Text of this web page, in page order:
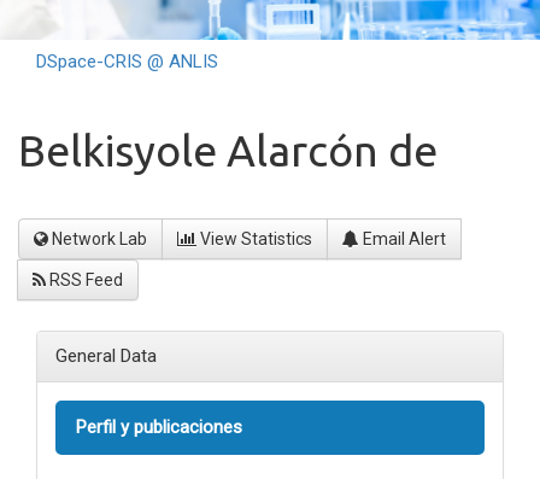
DSpace-CRIS @ ANLIS
Belkisyole Alarcón de
Network Lab View Statistics Email Alert
RSS Feed
General Data
Perfil y publicaciones